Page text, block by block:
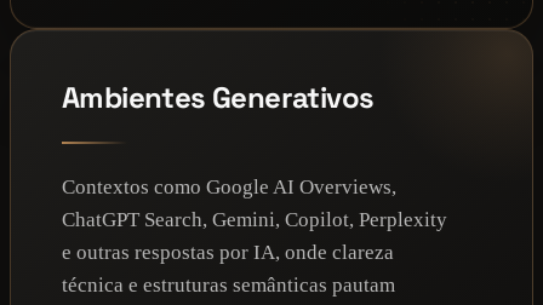
Ambientes Generativos
Contextos como Google AI Overviews,
ChatGPT Search, Gemini, Copilot, Perplexity
e outras respostas por IA, onde clareza
técnica e estruturas semânticas pautam